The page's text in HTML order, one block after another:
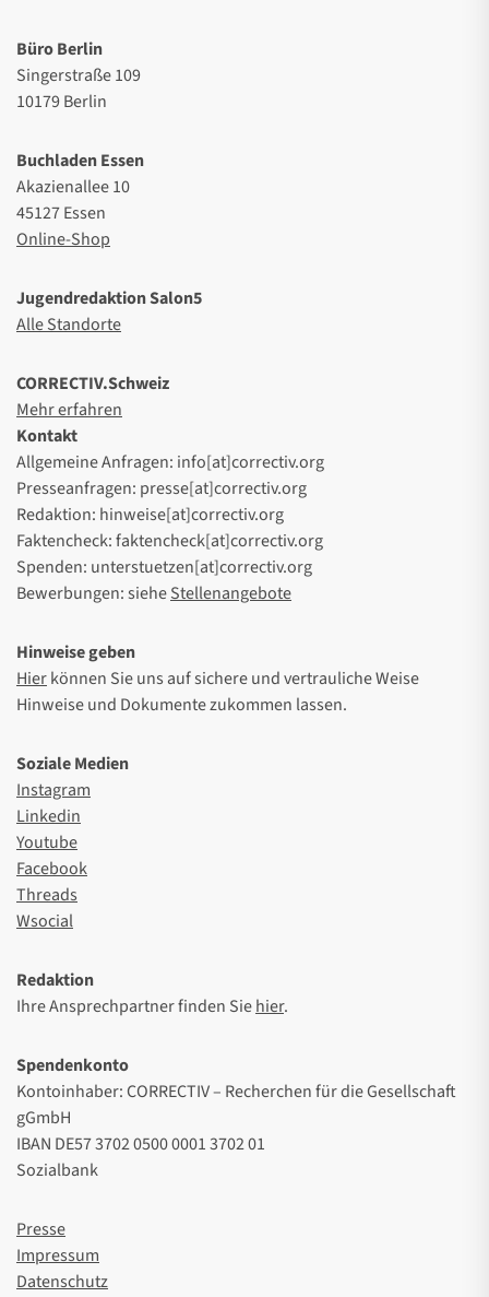
Büro Berlin
Singerstraße 109
10179 Berlin
Buchladen Essen
Akazienallee 10
45127 Essen
Online-Shop
Jugendredaktion Salon5
Alle Standorte
CORRECTIV.Schweiz
Mehr erfahren
Kontakt
Allgemeine Anfragen: info[at]correctiv.org
Presseanfragen: presse[at]correctiv.org
Redaktion: hinweise[at]correctiv.org
Faktencheck: faktencheck[at]correctiv.org
Spenden: unterstuetzen[at]correctiv.org
Bewerbungen: sieheStellenangebote
Hinweise geben
Hierkönnen Sie uns auf sichere und vertrauliche Weise
Hinweise und Dokumente zukommen lassen.
Soziale Medien
Instagram
Linkedin
Youtube
Facebook
Threads
Wsocial
Redaktion
Ihre Ansprechpartner finden Siehier.
Spendenkonto
Kontoinhaber: CORRECTIV – Recherchen für die Gesellschaft
gGmbH
IBAN DE57 3702 0500 0001 3702 01
Sozialbank
Presse
Impressum
Datenschutz